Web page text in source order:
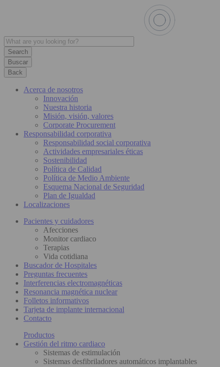
Buscar
Back
Acerca de nosotros
Innovación
Nuestra historia
Misión, visión, valores
Corporate Procurement
Responsabilidad corporativa
Responsabilidad social corporativa
Actividades empresariales éticas
Sostenibilidad
Política de Calidad
Política de Medio Ambiente
Esquema Nacional de Seguridad
Plan de Igualdad
Localizaciones
Pacientes y cuidadores
Afecciones
Monitor cardiaco
Terapias
Vida cotidiana
Buscador de Hospitales
Preguntas frecuentes
Interferencias electromagnéticas
Resonancia magnética nuclear
Folletos informativos
Tarjeta de implante internacional
Contacto
Productos
Gestión del ritmo cardiaco
Sistemas de estimulación
Sistemas desfibriladores automáticos implantables